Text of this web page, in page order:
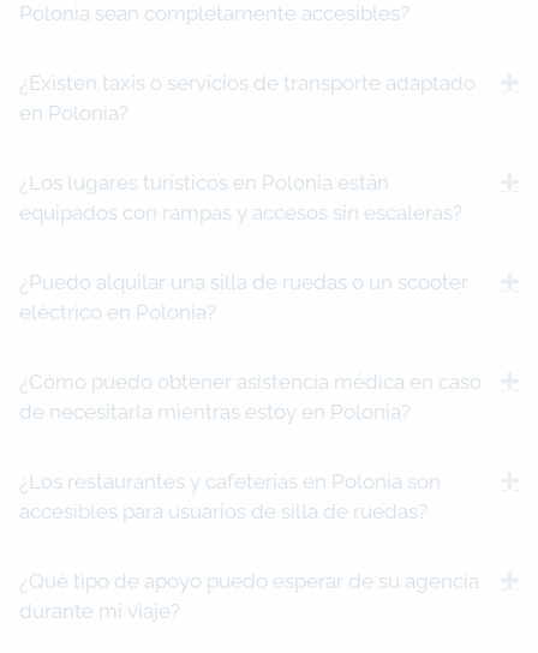
Polonia sean completamente accesibles?
¿Existen taxis o servicios de transporte adaptado
en Polonia?
¿Los lugares turísticos en Polonia están
equipados con rampas y accesos sin escaleras?
¿Puedo alquilar una silla de ruedas o un scooter
eléctrico en Polonia?
¿Cómo puedo obtener asistencia médica en caso
de necesitarla mientras estoy en Polonia?
¿Los restaurantes y cafeterías en Polonia son
accesibles para usuarios de silla de ruedas?
¿Qué tipo de apoyo puedo esperar de su agencia
durante mi viaje?